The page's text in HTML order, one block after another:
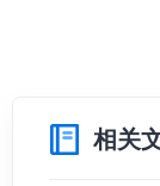
相关